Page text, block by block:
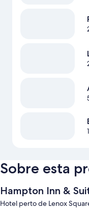
Sobre esta
Hampton Inn &
Hotel perto de Lenox